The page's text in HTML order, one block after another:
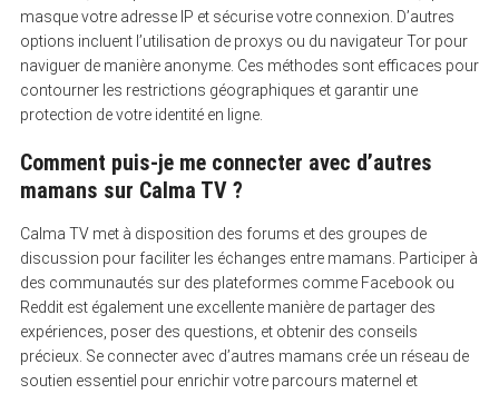
masque votre adresse IP et sécurise votre connexion. D’autres
options incluent l’utilisation de proxys ou du navigateur Tor pour
naviguer de manière anonyme. Ces méthodes sont efficaces pour
contourner les restrictions géographiques et garantir une
protection de votre identité en ligne.
Comment puis-je me connecter avec d’autres
mamans sur Calma TV ?
Calma TV met à disposition des forums et des groupes de
discussion pour faciliter les échanges entre mamans. Participer à
des communautés sur des plateformes comme Facebook ou
Reddit est également une excellente manière de partager des
expériences, poser des questions, et obtenir des conseils
précieux. Se connecter avec d’autres mamans crée un réseau de
soutien essentiel pour enrichir votre parcours maternel et